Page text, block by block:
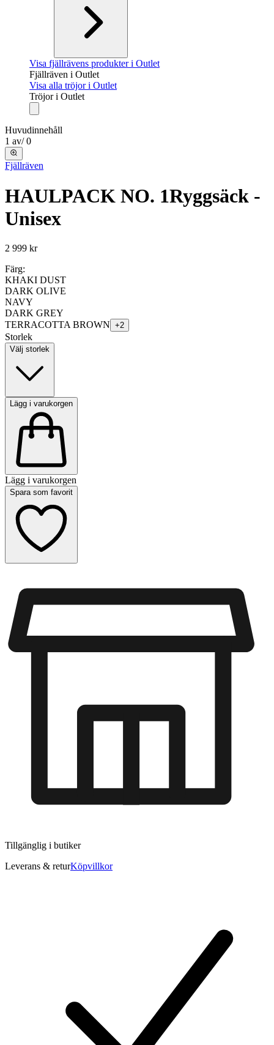
Visa fjällrävens produkter i Outlet
Fjällräven i Outlet
Visa alla tröjor i Outlet
Tröjor i Outlet
Huvudinnehåll
1 av/ 0
Fjällräven
HAULPACK NO. 1Ryggsäck -
Unisex
2 999 kr
Färg:
KHAKI DUST
DARK OLIVE
NAVY
DARK GREY
TERRACOTTA BROWN +2
Storlek
Välj storlek
Lägg i varukorgen
Lägg i varukorgen
Spara som favorit
Tillgänglig i butiker
Leverans & returKöpvillkor